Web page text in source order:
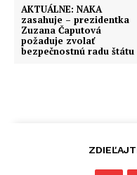
AKTUÁLNE: NAKA
zasahuje – prezidentka
Zuzana Čaputová
požaduje zvolať
bezpečnostnú radu štátu